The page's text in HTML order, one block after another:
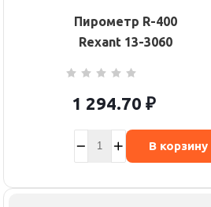
Пирометр R-400
Rexant 13-3060
1 294.70 ₽
В корзину